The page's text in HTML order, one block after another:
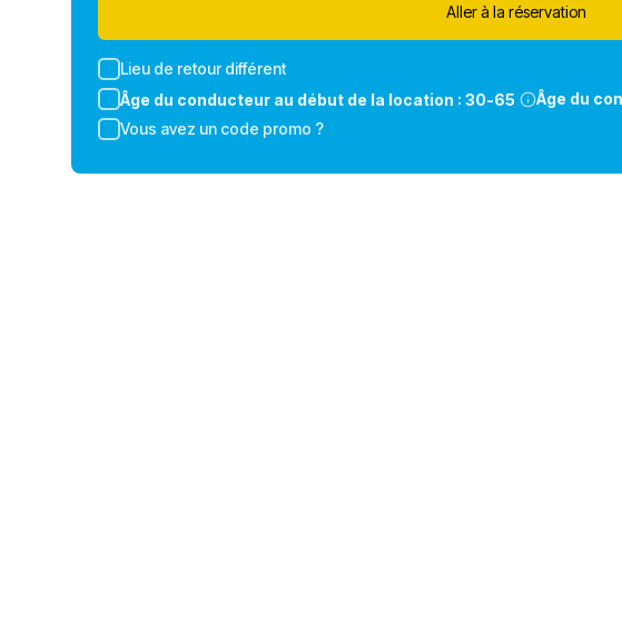
Aller à la réservation
Lieu de retour différent
Âge du conducteur au début de la location : 30-65
Âge du
Vous avez un code promo ?